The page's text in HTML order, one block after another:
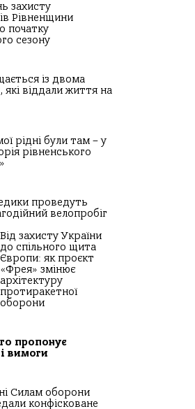
захисту
Рівненщини
початку
сезону
із двома
які віддали життя на
рідні були там – у
рівненського
проведуть
велопробіг
Від захисту України
до спільного щита
Європи: як проєкт
«Фрея» змінює
архітектуру
протиракетної
оборони
пропонує
вимоги
Силам оборони
конфісковане